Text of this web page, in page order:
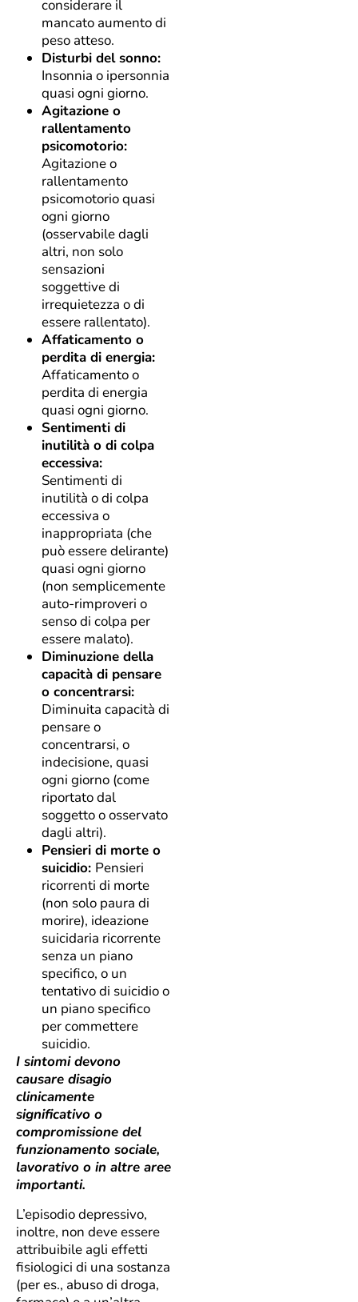
considerare il
mancato aumento di
peso atteso.
Disturbi del sonno:
Insonnia o ipersonnia
quasi ogni giorno.
Agitazione o
rallentamento
psicomotorio:
Agitazione o
rallentamento
psicomotorio quasi
ogni giorno
(osservabile dagli
altri, non solo
sensazioni
soggettive di
irrequietezza o di
essere rallentato).
Affaticamento o
perdita di energia:
Affaticamento o
perdita di energia
quasi ogni giorno.
Sentimenti di
inutilità o di colpa
eccessiva:
Sentimenti di
inutilità o di colpa
eccessiva o
inappropriata (che
può essere delirante)
quasi ogni giorno
(non semplicemente
auto-rimproveri o
senso di colpa per
essere malato).
Diminuzione della
capacità di pensare
o concentrarsi:
Diminuita capacità di
pensare o
concentrarsi, o
indecisione, quasi
ogni giorno (come
riportato dal
soggetto o osservato
dagli altri).
Pensieri di morte o
suicidio: Pensieri
ricorrenti di morte
(non solo paura di
morire), ideazione
suicidaria ricorrente
senza un piano
specifico, o un
tentativo di suicidio o
un piano specifico
per commettere
suicidio.
I sintomi devono
causare disagio
clinicamente
significativo o
compromissione del
funzionamento sociale,
lavorativo o in altre aree
importanti.
L’episodio depressivo,
inoltre, non deve essere
attribuibile agli effetti
fisiologici di una sostanza
(per es., abuso di droga,